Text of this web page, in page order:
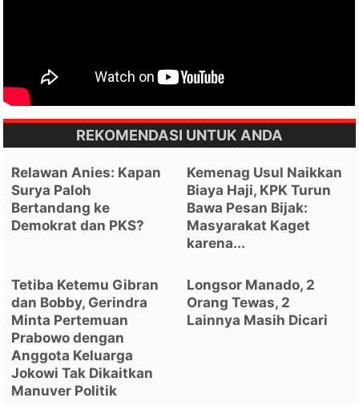
REKOMENDASI UNTUK ANDA
Relawan Anies: Kapan
Surya Paloh
Bertandang ke
Demokrat dan PKS?
Kemenag Usul Naikkan
Biaya Haji, KPK Turun
Bawa Pesan Bijak:
Masyarakat Kaget
karena...
Tetiba Ketemu Gibran
dan Bobby, Gerindra
Minta Pertemuan
Prabowo dengan
Anggota Keluarga
Jokowi Tak Dikaitkan
Manuver Politik
Longsor Manado, 2
Orang Tewas, 2
Lainnya Masih Dicari